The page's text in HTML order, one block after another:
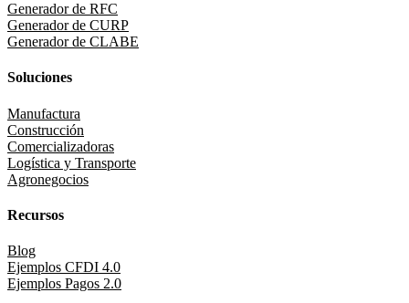
Generador de RFC
Generador de CURP
Generador de CLABE
Soluciones
Manufactura
Construcción
Comercializadoras
Logística y Transporte
Agronegocios
Recursos
Blog
Ejemplos CFDI 4.0
Ejemplos Pagos 2.0